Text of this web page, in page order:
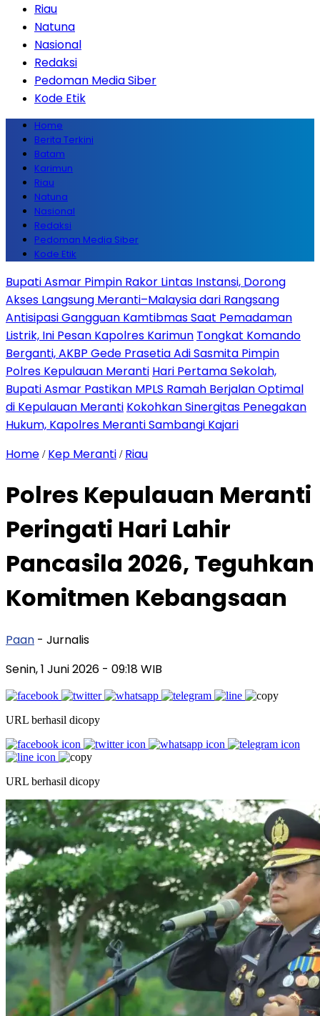
Riau
Natuna
Nasional
Redaksi
Pedoman Media Siber
Kode Etik
Home
Berita Terkini
Batam
Karimun
Riau
Natuna
Nasional
Redaksi
Pedoman Media Siber
Kode Etik
Bupati Asmar Pimpin Rakor Lintas Instansi, Dorong
Akses Langsung Meranti–Malaysia dari Rangsang
Antisipasi Gangguan Kamtibmas Saat Pemadaman
Listrik, Ini Pesan Kapolres Karimun Tongkat Komando
Berganti, AKBP Gede Prasetia Adi Sasmita Pimpin
Polres Kepulauan Meranti Hari Pertama Sekolah,
Bupati Asmar Pastikan MPLS Ramah Berjalan Optimal
di Kepulauan Meranti Kokohkan Sinergitas Penegakan
Hukum, Kapolres Meranti Sambangi Kajari
Home / Kep Meranti / Riau
Polres Kepulauan Meranti
Peringati Hari Lahir
Pancasila 2026, Teguhkan
Komitmen Kebangsaan
Paan - Jurnalis
Senin, 1 Juni 2026 - 09:18 WIB
URL berhasil dicopy
URL berhasil dicopy